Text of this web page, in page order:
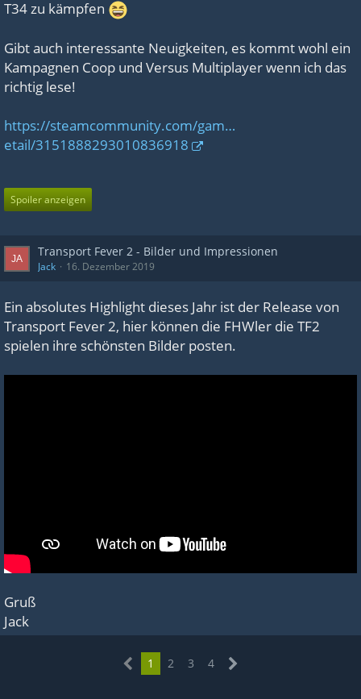
T34 zu kämpfen
Gibt auch interessante Neuigkeiten, es kommt wohl ein
Kampagnen Coop und Versus Multiplayer wenn ich das
richtig lese!
https://steamcommunity.com/gam…
etail/3151888293010836918
Spoiler anzeigen
Transport Fever 2 - Bilder und Impressionen
Jack 16. Dezember 2019
Ein absolutes Highlight dieses Jahr ist der Release von
Transport Fever 2, hier können die FHWler die TF2
spielen ihre schönsten Bilder posten.
Gruß
Jack
1 2 3 4